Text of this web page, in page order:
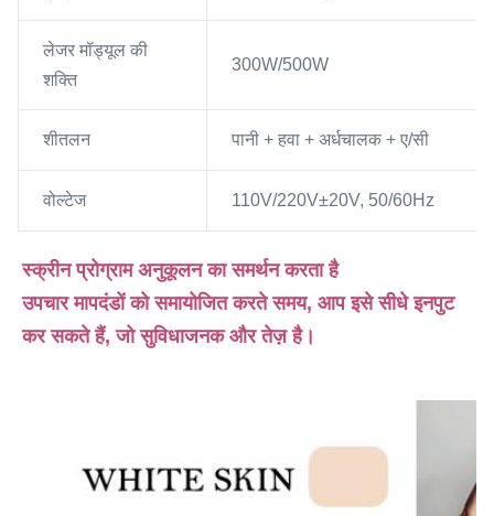
लेजर मॉड्यूल की
शक्ति
300W/500W
शीतलन पानी + हवा + अर्धचालक + ए/सी
वोल्टेज 110V/220V±20V, 50/60Hz
स्क्रीन प्रोग्राम अनुकूलन का समर्थन करता है
उपचार मापदंडों को समायोजित करते समय, आप इसे सीधे इनपुट
कर सकते हैं, जो सुविधाजनक और तेज़ है।